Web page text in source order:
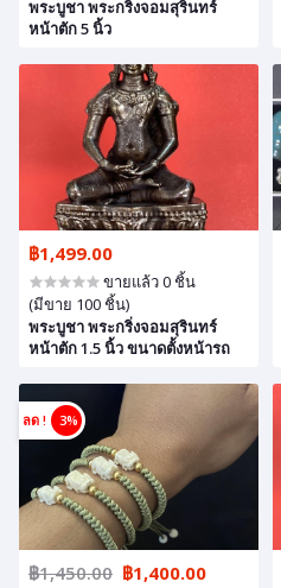
พระบูชา พระกริ่งจอมสุรินทร์
หน้าตัก 5 นิ้ว
฿1,499.00
ขายแล้ว 0 ชิ้น
(มีขาย 100 ชิ้น)
พระบูชา พระกริ่งจอมสุรินทร์
หน้าตัก 1.5 นิ้ว ขนาดตั้งหน้ารถ
ลด ! 3%
฿1,450.00 ฿1,400.00